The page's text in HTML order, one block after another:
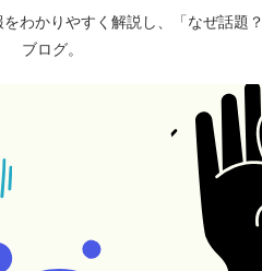
わかりやすく解説し、「なぜ話
ブログ。